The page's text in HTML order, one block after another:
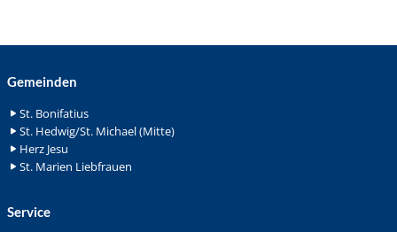
Gemeinden
St. Bonifatius
St. Hedwig/St. Michael (Mitte)
Herz Jesu
St. Marien Liebfrauen
Service